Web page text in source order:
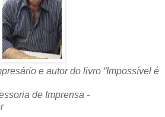
e autor do livro “Impossível é
de Imprensa -